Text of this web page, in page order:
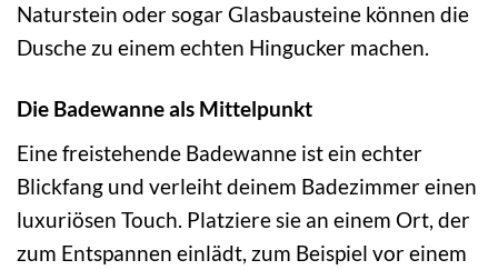
Naturstein oder sogar Glasbausteine können die
Dusche zu einem echten Hingucker machen.
Die Badewanne als Mittelpunkt
Eine freistehende Badewanne ist ein echter
Blickfang und verleiht deinem Badezimmer einen
luxuriösen Touch. Platziere sie an einem Ort, der
zum Entspannen einlädt, zum Beispiel vor einem